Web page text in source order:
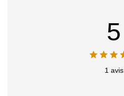
5
1 avis